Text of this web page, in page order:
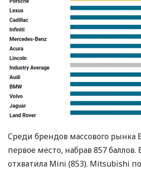
Среди брендов массового рынка
первое место, набрав 857 баллов.
отхватила Mini (853). Mitsubishi